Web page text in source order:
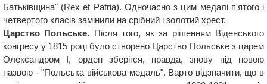
Батьківщина" (Rex et Patria). Одночасно з цим медалі п'ятого і
четвертого класів замінили на срібний і золотий хрест.
Царство Польське. Після того, як за рішенням Віденського
конгресу у 1815 році було створено Царство Польське з царем
Олександром I, орден зберігся, правда, знову під новою
назвою - "Польська військова медаль". Варто відзначити, що в